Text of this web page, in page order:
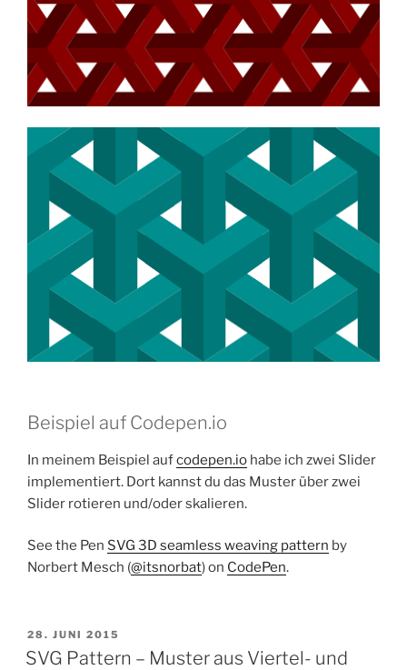
Beispiel auf Codepen.io
In meinem Beispiel aufcodepen.io habe ich zwei Slider
implementiert. Dort kannst du das Muster über zwei
Slider rotieren und/oder skalieren.
See the Pen SVG 3D seamless weaving pattern by
Norbert Mesch (@itsnorbat) on CodePen.
VERÖFFENTLICHT
AM
28. JUNI 2015
SVG Pattern – Muster aus Viertel- und